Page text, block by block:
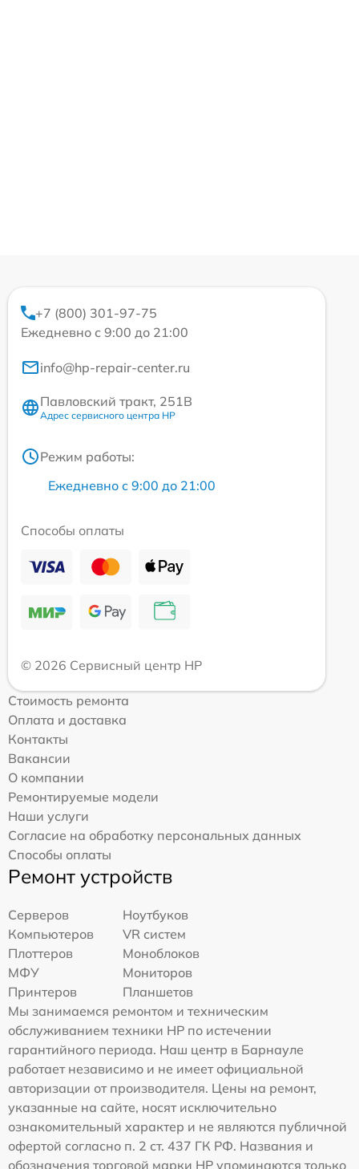
+7 (800) 301-97-75
Ежедневно с 9:00 до 21:00
info@hp-repair-center.ru
Павловский тракт, 251В
Адрес сервисного центра HP
Режим работы:
Ежедневно с 9:00 до 21:00
Способы оплаты
© 2026 Сервисный центр HP
Стоимость ремонта
Оплата и доставка
Контакты
Вакансии
О компании
Ремонтируемые модели
Наши услуги
Согласие на обработку персональных данных
Способы оплаты
Ремонт устройств
Серверов
Ноутбуков
Компьютеров
VR систем
Плоттеров
Моноблоков
МФУ
Мониторов
Принтеров
Планшетов
Мы занимаемся ремонтом и техническим
обслуживанием техники HP по истечении
гарантийного периода. Наш центр в Барнауле
работает независимо и не имеет официальной
авторизации от производителя. Цены на ремонт,
указанные на сайте, носят исключительно
ознакомительный характер и не являются публичной
офертой согласно п. 2 ст. 437 ГК РФ. Названия и
обозначения торговой марки HP упоминаются только